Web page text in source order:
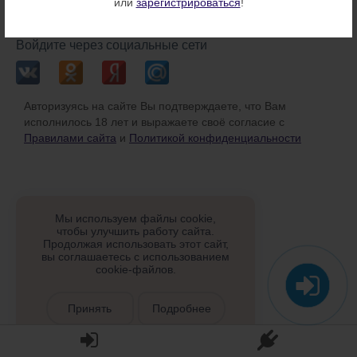
Войдите через социальные сети
Авторизуясь на сайте Вы подтверждаете, что Вам
исполнилось 18 лет и выражаете своё согласие с
Правилами сайта и Политикой конфиденциальности
Мы используем файлы cookie,
чтобы улучшить работу сайта.
Продолжая использовать этот сайт,
вы соглашаетесь с использованием
cookie-файлов.
Принять Подробнее